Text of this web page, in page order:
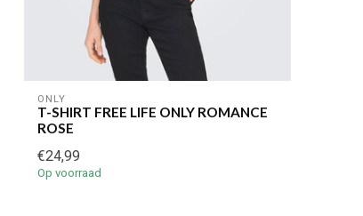
ONLY
T-SHIRT FREE LIFE ONLY ROMANCE
ROSE
€24,99
Op voorraad